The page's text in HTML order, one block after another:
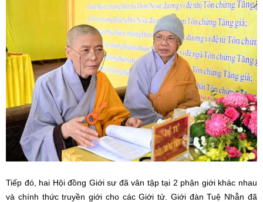
Tiếp đó, hai Hội đồng Giới sư đã vân tập tại 2 phận giới khác nhau
và chính thức truyền giới cho các Giới tử. Giới đàn Tuệ Nhẫn đã